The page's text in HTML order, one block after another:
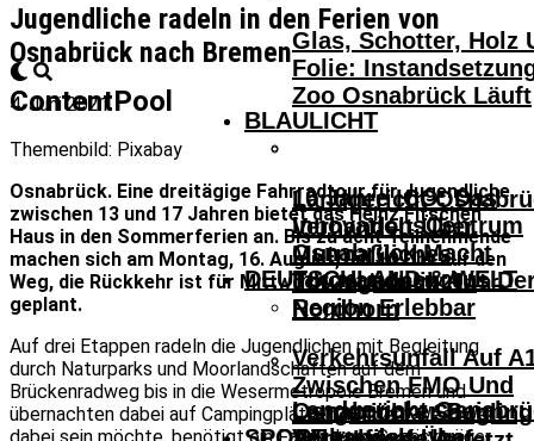
ContentPool
Glas, Schotter, Holz
Folie:
Zoo Osnabrück Läuft
10 Jahre ICO: Das
InnovationsCentrum
Osnabrück Macht
Innovationen Aus
Region Erlebbar
Landgericht
BLAULICHT
Landgericht
Verhandelt Über
Mutmaßliches
Tötungsdelikt In
Nordhorn
Osnabrücker Beim
DEUTSCHLAND & WELT
Verkehrsunfall Auf
Zwischen FMO Und
Lengerich –
Jugendliche radeln in den Ferien von
Osnabrück nach Bremen
4. Juni 2021
Themenbild: Pixabay
Osnabrück. Eine dreitägige Fahrradtour für Jugendliche
zwischen 13 und 17 Jahren bietet das Heinz Fitschen
Haus in den Sommerferien an. Bis zu acht Teilnehmende
machen sich am Montag, 16. August, um 10 Uhr auf den
Weg, die Rückkehr ist für Mittwoch, 18. August, 20 Uhr
geplant.
Auf drei Etappen radeln die Jugendlichen mit Begleitung
durch Naturparks und Moorlandschaften auf dem
Brückenradweg bis in die Wesermetropole Bremen und
übernachten dabei auf Campingplätzen auf dem Weg. Wer
dabei sein möchte, benötigt ein Fahrrad mit Gepäckträger